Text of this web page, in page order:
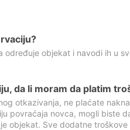
određuje objekat i navodi ih u
da li moram da platim
otkazivanja, ne plaćate
povraćaja novca, mogli biste
objekat. Sve dodatne